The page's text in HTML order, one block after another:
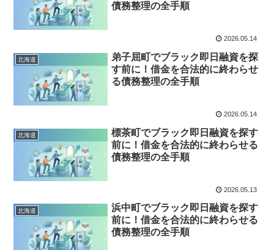
債務整理の全手順
2026.05.14
北海道
弟子屈町でブラック即日融資を探
す前に！借金を合法的に終わらせ
る債務整理の全手順
2026.05.14
北海道
標茶町でブラック即日融資を探す
前に！借金を合法的に終わらせる
債務整理の全手順
2026.05.13
北海道
浜中町でブラック即日融資を探す
前に！借金を合法的に終わらせる
債務整理の全手順